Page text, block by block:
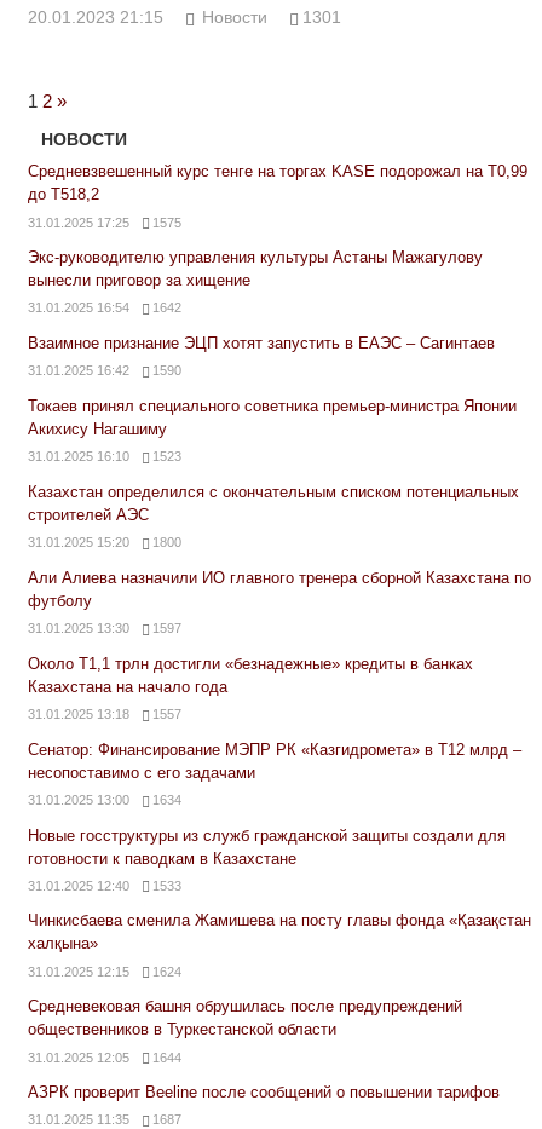
20.01.2023 21:15 Новости 1301
1 2 Next
Posts
»
НОВОСТИ
Средневзвешенный курс тенге на торгах KASE подорожал на Т0,99
до Т518,2
31.01.2025 17:25 1575
Экс-руководителю управления культуры Астаны Мажагулову
вынесли приговор за хищение
31.01.2025 16:54 1642
Взаимное признание ЭЦП хотят запустить в ЕАЭС – Сагинтаев
31.01.2025 16:42 1590
Токаев принял специального советника премьер-министра Японии
Акихису Нагашиму
31.01.2025 16:10 1523
Казахстан определился с окончательным списком потенциальных
строителей АЭС
31.01.2025 15:20 1800
Али Алиева назначили ИО главного тренера сборной Казахстана по
футболу
31.01.2025 13:30 1597
Около Т1,1 трлн достигли «безнадежные» кредиты в банках
Казахстана на начало года
31.01.2025 13:18 1557
Сенатор: Финансирование МЭПР РК «Казгидромета» в Т12 млрд –
несопоставимо с его задачами
31.01.2025 13:00 1634
Новые госструктуры из служб гражданской защиты создали для
готовности к паводкам в Казахстане
31.01.2025 12:40 1533
Чинкисбаева сменила Жамишева на посту главы фонда «Қазақстан
халқына»
31.01.2025 12:15 1624
Средневековая башня обрушилась после предупреждений
общественников в Туркестанской области
31.01.2025 12:05 1644
АЗРК проверит Beeline после сообщений о повышении тарифов
31.01.2025 11:35 1687